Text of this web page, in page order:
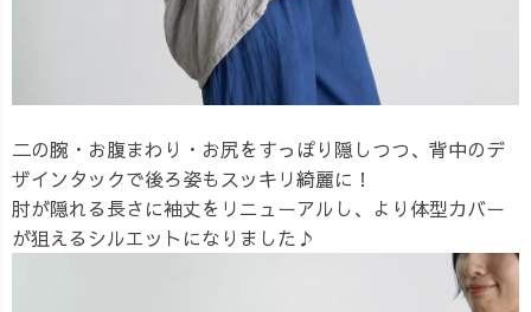
二の腕・お腹まわり・お尻をすっぽり隠しつつ、背中のデ
ザインタックで後ろ姿もスッキリ綺麗に！
肘が隠れる長さに袖丈をリニューアルし、より体型カバー
が狙えるシルエットになりました♪